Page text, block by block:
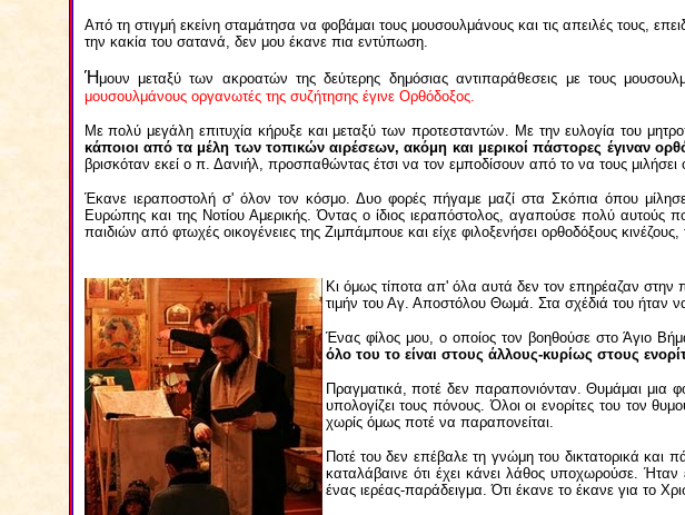
Από τη στιγμή εκείνη σταμάτησα να φοβάμαι τους μουσουλμάνους και τις απειλές τους,
την κακία του σατανά, δεν μου έκανε πια εντύπωση.
Ήμουν μεταξύ των ακροατών της δεύτερης δημόσιας αντιπαράθεσεις με τους
μουσουλμάνους οργανωτές της συζήτησης έγινε Ορθόδοξος.
Με πολύ μεγάλη επιτυχία κήρυξε και μεταξύ των προτεσταντών. Με την ευλογία του
κάποιοι από τα μέλη των τοπικών αιρέσεων, ακόμη και μερικοί πάστορες έγιναν
βρισκόταν εκεί ο π. Δανιήλ, προσπαθώντας έτσι να τον εμποδίσουν από το να τους μιλήσει
Έκανε ιεραποστολή σ' όλον τον κόσμο. Δυο φορές πήγαμε μαζί στα Σκόπια όπου μίλησε
Ευρώπης και της Νοτίου Αμερικής. Όντας ο ίδιος ιεραπόστολος, αγαπούσε πολύ
παιδιών από φτωχές οικογένειες της Ζιμπάμπουε και είχε φιλοξενήσει ορθοδόξους
Κι όμως τίποτα απ' όλα αυτά δεν τον επηρέαζαν στην
τιμήν του Αγ. Αποστόλου Θωμά. Στα σχέδιά του ήταν
Ένας φίλος μου, ο οποίος τον βοηθούσε στο Άγιο
όλο του το είναι στους άλλους-κυρίως στους
Πραγματικά, ποτέ δεν παραπονιόνταν. Θυμάμαι μια
υπολογίζει τους πόνους. Όλοι οι ενορίτες του τον
χωρίς όμως ποτέ να παραπονείται.
Ποτέ του δεν επέβαλε τη γνώμη του δικτατορικά
καταλάβαινε ότι έχει κάνει λάθος υποχωρούσε.
ένας ιερέας-παράδειγμα. Ότι έκανε το έκανε για το